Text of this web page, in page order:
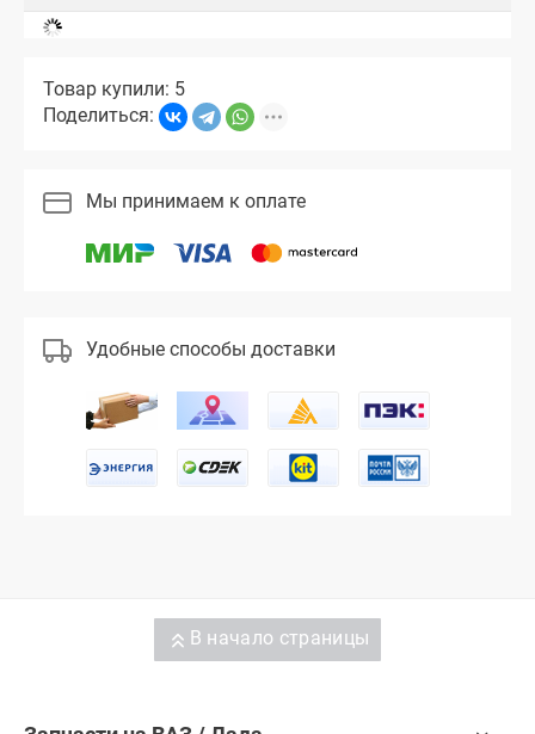
Товар купили: 5
Поделиться:
Мы принимаем к оплате
Удобные способы доставки
В начало страницы